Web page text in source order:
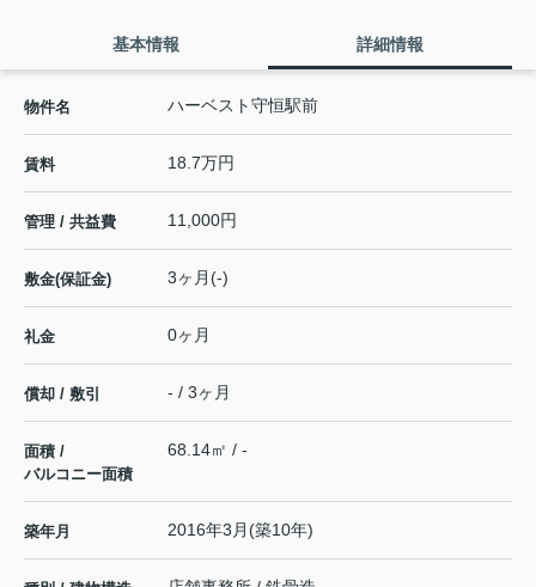
基本情報 詳細情報
物件名 ハーベスト守恒駅前
賃料 18.7万円
管理 / 共益費 11,000円
敷金(保証金) 3ヶ月(-)
礼金 0ヶ月
償却 / 敷引 - / 3ヶ月
面積 /
バルコニー面積
68.14㎡ / -
築年月 2016年3月(築10年)